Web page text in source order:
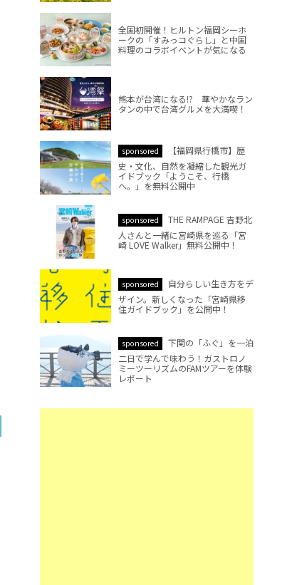
全国初開催！ヒルトン福岡シーホ
ークの「すみっコぐらし」と中国
料理のコラボイベントが気になる
熊本が台湾になる!? 華やかなラン
タンの中で台湾グルメを大満喫！
sponsored
【福岡県行橋市】歴
史・文化、自然を凝縮した観光ガ
イドブック「ようこそ、行橋
へ。」を無料公開中
sponsored
THE RAMPAGE 吉野北
人さんと一緒に宮崎県を巡る「宮
崎 LOVE Walker」無料公開中！
sponsored
自分らしい生き方をデ
ザイン。新しくなった「宮崎県移
住ガイドブック」を公開中！
sponsored
下関の「ふぐ」を一泊
二日で学んで味わう！ガストロノ
ミーツーリズムのFAMツアーを体験
レポート